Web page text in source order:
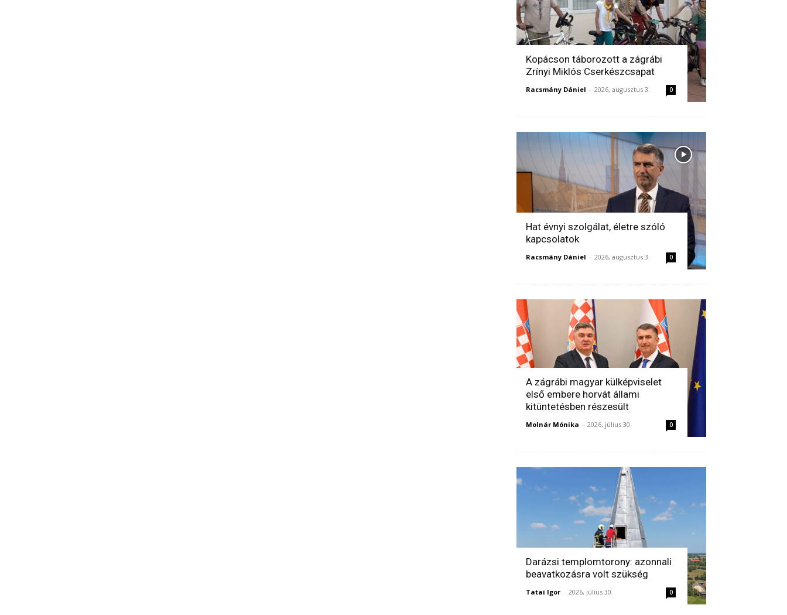
Kopácson táborozott a zágrábi
Zrínyi Miklós Cserkészcsapat
Racsmány Dániel - 2026, augusztus 3. 0
Hat évnyi szolgálat, életre szóló
kapcsolatok
Racsmány Dániel - 2026, augusztus 3. 0
A zágrábi magyar külképviselet
első embere horvát állami
kitüntetésben részesült
Molnár Mónika - 2026, július 30. 0
Darázsi templomtorony: azonnali
beavatkozásra volt szükség
Tatai Igor - 2026, július 30. 0